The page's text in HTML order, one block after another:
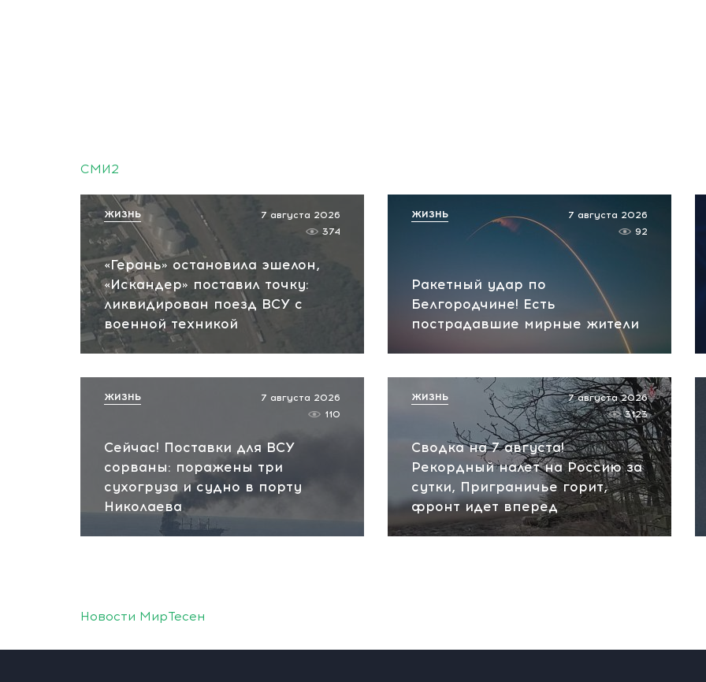
СМИ2
«Герань» остановила эшелон,
«Искандер» поставил точку:
ликвидирован поезд ВСУ с
военной техникой
7 августа 2026
374
ЖИЗНЬ
Ракетный удар по
Белгородчине! Есть
пострадавшие мирные жители
7 августа 2026
92
ЖИЗНЬ
Сейчас! Поставки для ВСУ
сорваны: поражены три
сухогруза и судно в порту
Николаева
7 августа 2026
110
ЖИЗНЬ
Сводка на 7 августа!
Рекордный налет на Россию за
сутки, Приграничье горит,
фронт идет вперед
7 августа 2026
3123
ЖИЗНЬ
Новости МирТесен